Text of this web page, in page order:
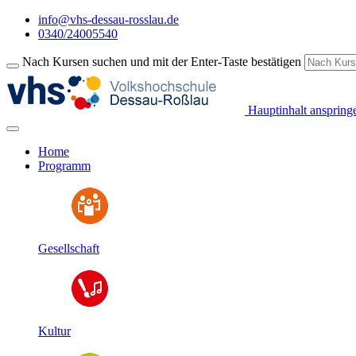
info@vhs-dessau-rosslau.de
0340/24005540
Nach Kursen suchen und mit der Enter-Taste bestätigen
Hauptinhalt
Home
Programm
Gesellschaft
Kultur